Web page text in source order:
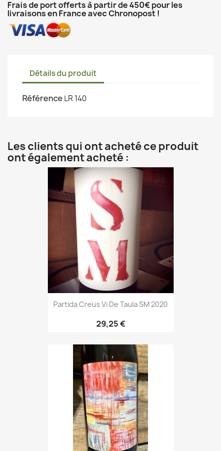
Frais de port offerts à partir de 450€ pour les
livraisons en France avec Chronopost !
Détails du produit
Référence LR 140
Les clients qui ont acheté ce produit
ont également acheté :
Partida Creus Vi De Taula SM 2020
29,25 €